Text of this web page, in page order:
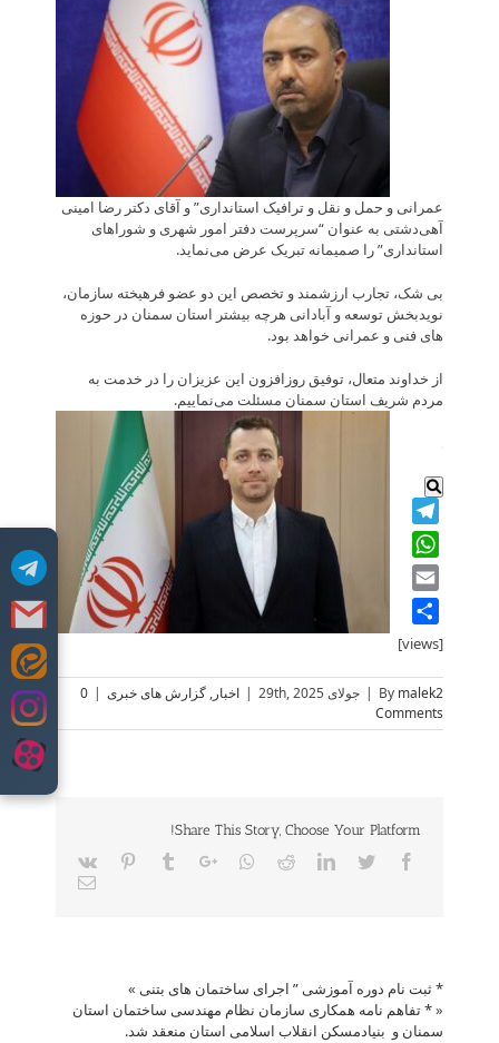
to
عمرانی و حمل و نقل و ترافیک استانداری” و آقای دکتر رضا امینی
آهی‌دشتی به عنوان “سرپرست دفتر امور شهری و شوراهای
استانداری” را صمیمانه تبریک عرض می‌نماید.
بی شک، تجارب ارزشمند و تخصص این دو عضو فرهیخته سازمان،
نویدبخش توسعه و آبادانی هرچه بیشتر استان سمنان در حوزه
های فنی و عمرانی خواهد بود.
از خداوند متعال، توفیق روزافزون این عزیزان را در خدمت به
مردم شریف استان سمنان مسئلت می‌نماییم.
.
WhatsApp
[views]
By malek2
| جولای 29th, 2025 | اخبار, گزارش های خبری |
0
Comments
Share This Story, Choose Your Platform!
Facebook
Twitter
LinkedIn
Reddit
Whatsapp
Google+
Tumblr
Pinterest
Vk
Email
* ثبت نام دوره آموزشی ” اجرای ساختمان های بتنی »
«* تفاهم نامه همکاری سازمان نظام مهندسی ساختمان استان
سمنان و بنیادمسکن انقلاب اسلامی استان منعقد شد.